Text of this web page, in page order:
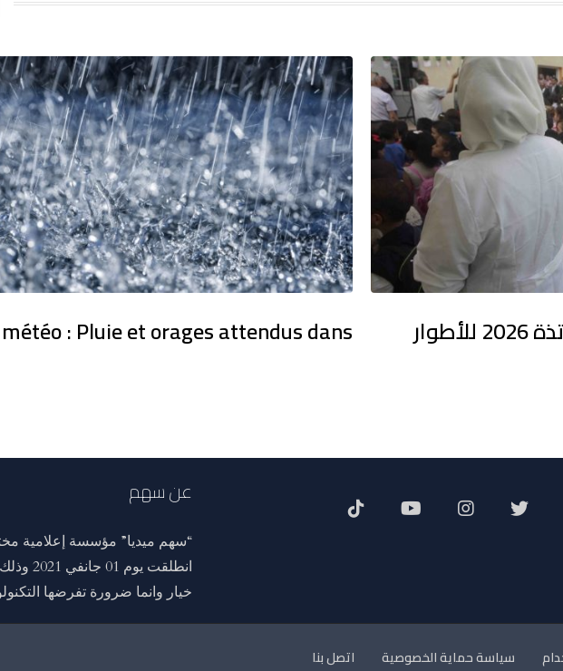
كشف نتائج مسابقة الأساتذة 2026 للأطوار
: Pluie et orages attendus dans
عن سهم
“سهم ميديا” مؤسسة إعلامية
خيار وانما ضرورة تفرضها
سياسة حماية الخصوصية اتصل بنا